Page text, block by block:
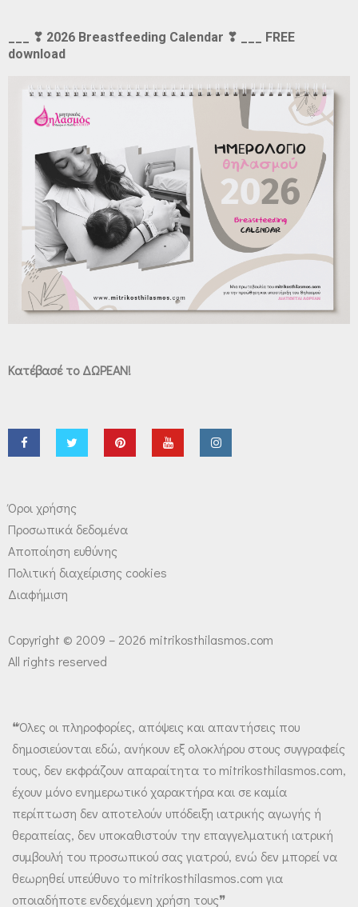
___ ❣ 2026 Breastfeeding Calendar ❣ ___ FREE
download
Κατέβασέ το ΔΩΡΕΑΝ!
Όροι χρήσης
Προσωπικά δεδομένα
Αποποίηση ευθύνης
Πολιτική διαχείρισης cookies
Διαφήμιση
Copyright © 2009 – 2026 mitrikosthilasmos.com
All rights reserved
❝Όλες οι πληροφορίες, απόψεις και απαντήσεις που
δημοσιεύονται εδώ, ανήκουν εξ ολοκλήρου στους συγγραφείς
τους, δεν εκφράζουν απαραίτητα το mitrikosthilasmos.com,
έχουν μόνο ενημερωτικό χαρακτήρα και σε καμία
περίπτωση δεν αποτελούν υπόδειξη ιατρικής αγωγής ή
θεραπείας, δεν υποκαθιστούν την επαγγελματική ιατρική
συμβουλή του προσωπικού σας γιατρού, ενώ δεν μπορεί να
θεωρηθεί υπεύθυνο το mitrikosthilasmos.com για
οποιαδήποτε ενδεχόμενη χρήση τους❞